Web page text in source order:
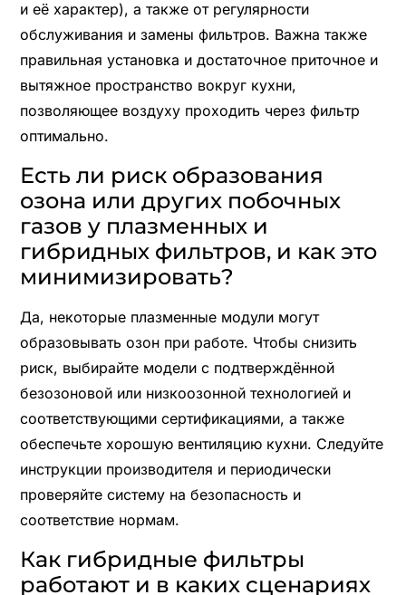
и её характер), а также от регулярности
обслуживания и замены фильтров. Важна также
правильная установка и достаточное приточное и
вытяжное пространство вокруг кухни,
позволяющее воздуху проходить через фильтр
оптимально.
Есть ли риск образования
озона или других побочных
газов у плазменных и
гибридных фильтров, и как это
минимизировать?
Да, некоторые плазменные модули могут
образовывать озон при работе. Чтобы снизить
риск, выбирайте модели с подтверждённой
безозоновой или низкоозонной технологией и
соответствующими сертификациями, а также
обеспечьте хорошую вентиляцию кухни. Следуйте
инструкции производителя и периодически
проверяйте систему на безопасность и
соответствие нормам.
Как гибридные фильтры
работают и в каких сценариях